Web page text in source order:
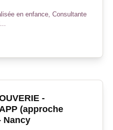
en enfance, Consultante
-
(approche
Nancy